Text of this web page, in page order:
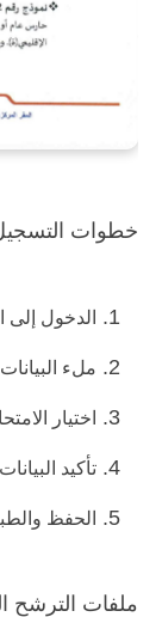
خطوات
الدخول إلى
ملء
اختيار
تأكيد
الحفظ
ملفات الترشح